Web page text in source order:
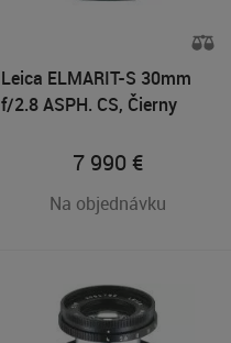
Leica ELMARIT-S 30mm
f/2.8 ASPH. CS, Čierny
7 990 €
Na objednávku